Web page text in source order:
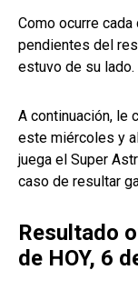
Como ocurre
pendientes del
estuvo de su lado.
A continuación, le
este miércoles y
juega el Super
caso de resultar
Resultado
de HOY, 6